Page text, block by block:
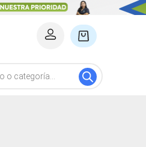
Carro
compra